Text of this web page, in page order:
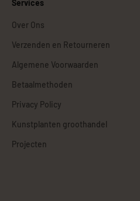
Services
Over Ons
Verzenden en Retourneren
Algemene Voorwaarden
Betaalmethoden
Privacy Policy
Kunstplanten groothandel
Projecten